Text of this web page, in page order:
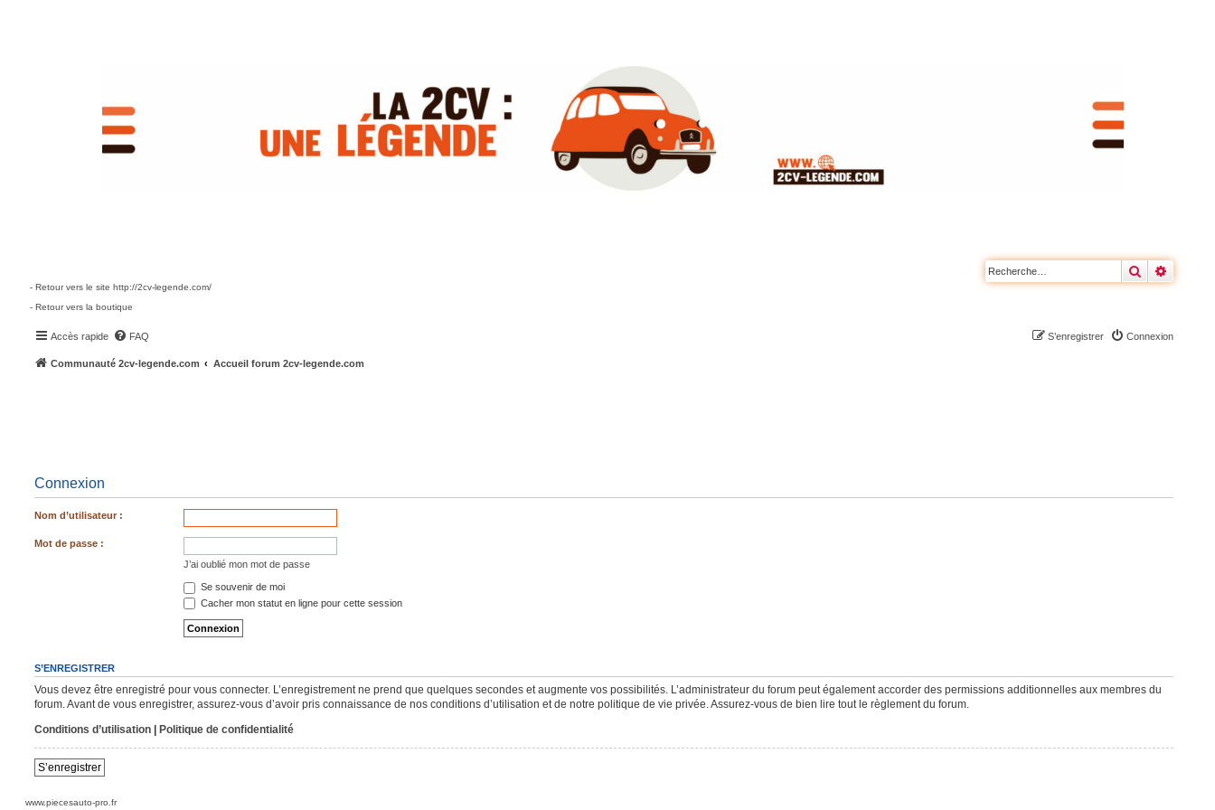
Rechercher
- Retour vers le site http://2cv-legende.com/
- Retour vers la boutique
Accès rapide FAQ Connexion
S’enregistrer
Communauté 2cv-legende.com Accueil forum 2cv-legende.com
Connexion
Nom d’utilisateur :
Mot de passe :
J’ai oublié mon mot de passe
Se souvenir de moi
Cacher mon statut en ligne pour cette session
S’ENREGISTRER
Vous devez être enregistré pour vous connecter. L’enregistrement ne prend que quelques secondes et augmente vos possibilités. L’administrateur du forum peut également accorder des permissions additionnelles aux membres du
forum. Avant de vous enregistrer, assurez-vous d’avoir pris connaissance de nos conditions d’utilisation et de notre politique de vie privée. Assurez-vous de bien lire tout le règlement du forum.
Conditions d’utilisation| Politique de confidentialité
S’enregistrer
www.piecesauto-pro.fr